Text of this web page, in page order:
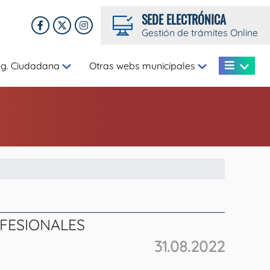
SEDE ELECTRÓNICA
Gestión de trámites Online
Ciudadana Otras webs municipales
31.08.2022